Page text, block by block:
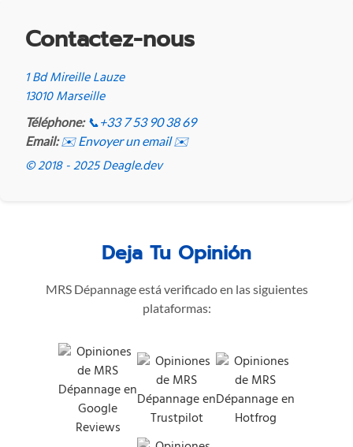
Contactez-nous
1 Bd Mireille Lauze
13010 Marseille
Téléphone: 📞 +33 7 53 90 38 69
Email: ✉️ Envoyer un email ✉️
© 2018 - 2025 Deagle.dev
Deja Tu Opinión
MRS Dépannage está verificado en las siguientes
plataformas: